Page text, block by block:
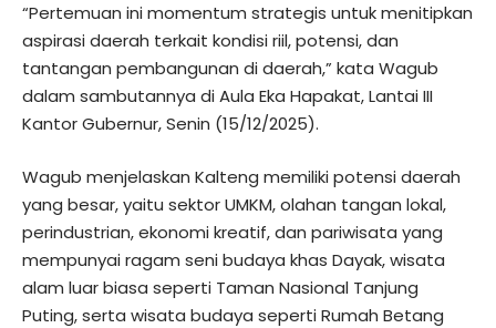
“Pertemuan ini momentum strategis untuk menitipkan
aspirasi daerah terkait kondisi riil, potensi, dan
tantangan pembangunan di daerah,” kata Wagub
dalam sambutannya di Aula Eka Hapakat, Lantai III
Kantor Gubernur, Senin (15/12/2025).
Wagub menjelaskan Kalteng memiliki potensi daerah
yang besar, yaitu sektor UMKM, olahan tangan lokal,
perindustrian, ekonomi kreatif, dan pariwisata yang
mempunyai ragam seni budaya khas Dayak, wisata
alam luar biasa seperti Taman Nasional Tanjung
Puting, serta wisata budaya seperti Rumah Betang